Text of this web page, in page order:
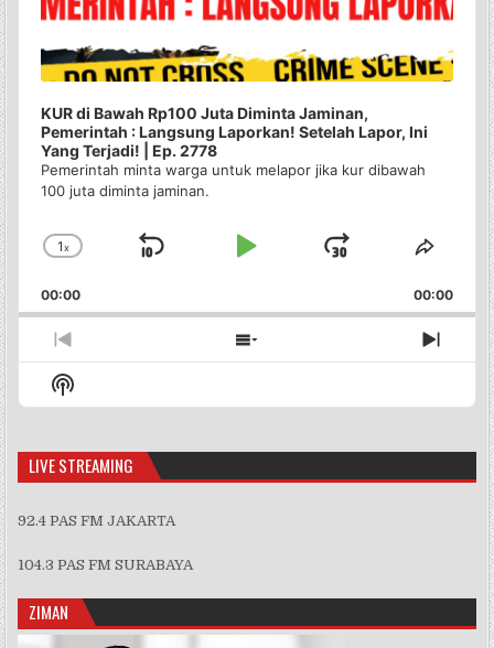
KUR di Bawah Rp100 Juta Diminta Jaminan,
Pemerintah : Langsung Laporkan! Setelah Lapor, Ini
Yang Terjadi! | Ep. 2778
Pemerintah minta warga untuk melapor jika kur dibawah
100 juta diminta jaminan.
Change
Rate
1x
Skip
Play
Jump
Forward
Share
00:00 00:00
Previous
Episode
Show
Episodes
Next
Show
Podcast
LIVE STREAMING
92.4 PAS FM JAKARTA
104.3 PAS FM SURABAYA
ZIMAN